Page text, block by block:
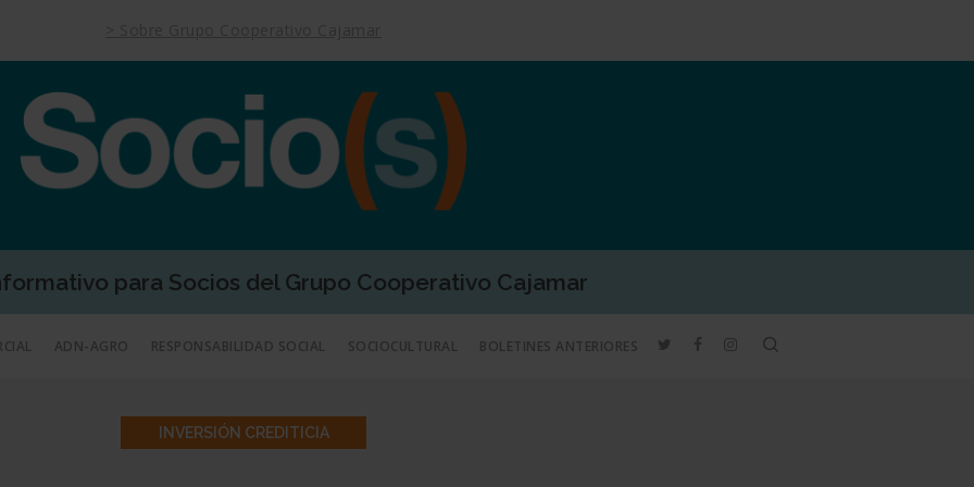
para Socios del Grupo Cooperativo Cajamar
ADN-AGRO RESPONSABILIDAD SOCIAL SOCIOCULTURAL BOLETINES ANTERIORES TWITTERFACEBOOKINSTAGRAM
INVERSIÓN CREDITICIA